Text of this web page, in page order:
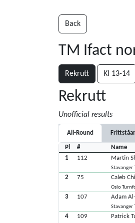
Back
TM Ifact
Rekrutt Kl 13-14
Rekrutt
Unofficial results
All-Round
Pl # Name
1
112 Martin
Stavanger
2 75 Caleb
Oslo
3 107 Adam
Stavanger
4 109 Patrick